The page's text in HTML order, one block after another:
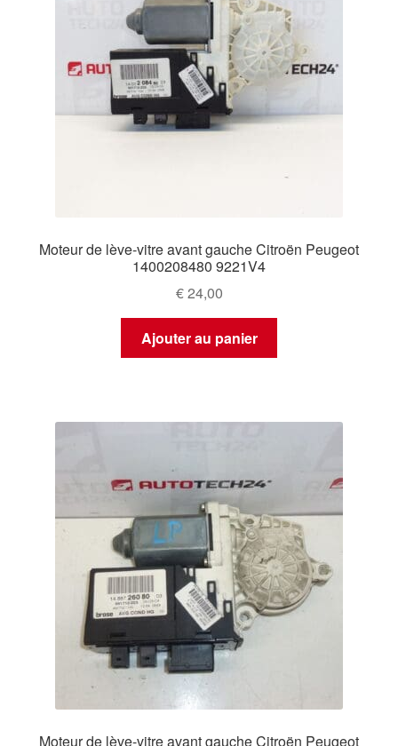
Moteur de lève‑vitre avant gauche Citroën Peugeot
1400208480 9221V4
€24,00
Ajouter au panier
Moteur de lève-vitre avant gauche Citroën Peugeot